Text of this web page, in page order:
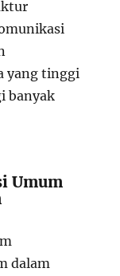
yang tinggi
banyak
Umum
dalam